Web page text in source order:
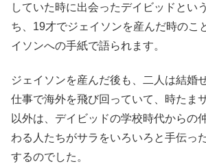
していた時に出会ったデイビッドとい
ち、19才でジェイソンを産んだ時のこ
イソンへの手紙で語られます。
ジェイソンを産んだ後も、二人は結婚
仕事で海外を飛び回っていて、時たま
以外は、デイビッドの学校時代からの
わる人たちがサラをいろいろと手伝っ
するのでした。